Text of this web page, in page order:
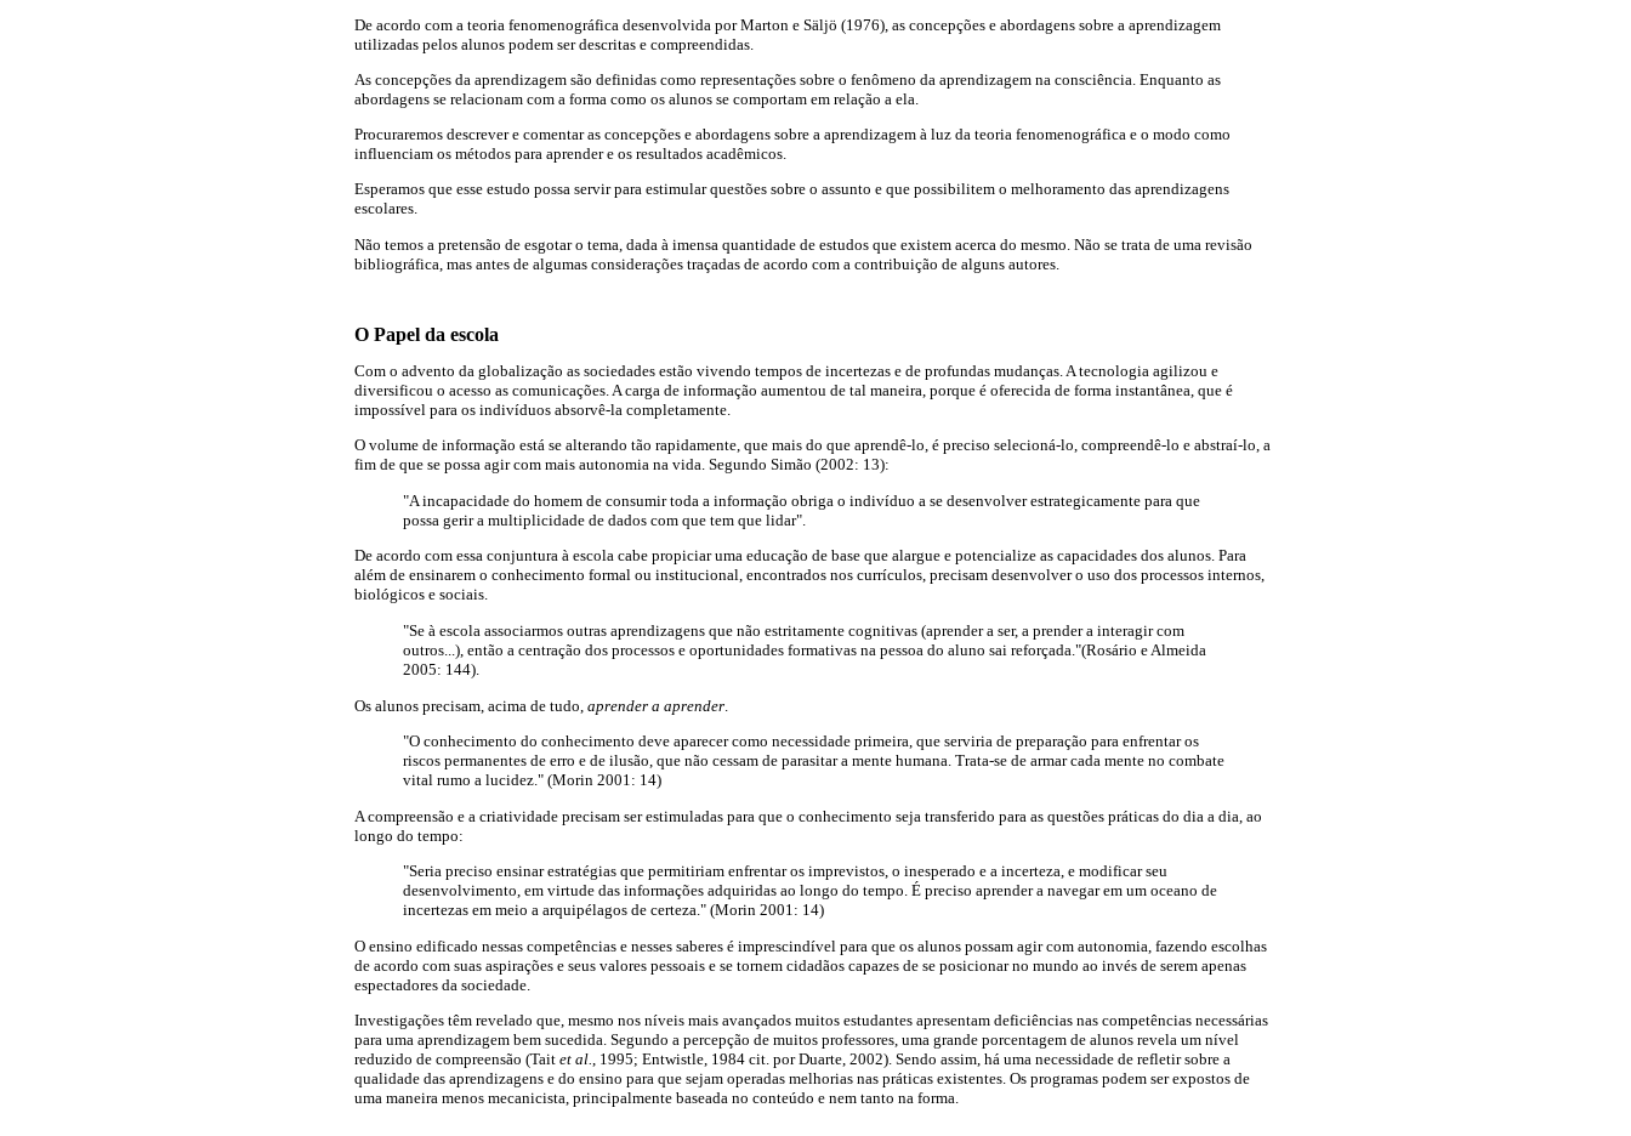
De acordo com a teoria fenomenográfica desenvolvida por Marton e Säljö (1976), as concepções e abordagens sobre a aprendizagem
utilizadas pelos alunos podem ser descritas e compreendidas.
As concepções da aprendizagem são definidas como representações sobre o fenômeno da aprendizagem na consciência. Enquanto as
abordagens se relacionam com a forma como os alunos se comportam em relação a ela.
Procuraremos descrever e comentar as concepções e abordagens sobre a aprendizagem à luz da teoria fenomenográfica e o modo como
influenciam os métodos para aprender e os resultados acadêmicos.
Esperamos que esse estudo possa servir para estimular questões sobre o assunto e que possibilitem o melhoramento das aprendizagens
escolares.
Não temos a pretensão de esgotar o tema, dada à imensa quantidade de estudos que existem acerca do mesmo. Não se trata de uma revisão
bibliográfica, mas antes de algumas considerações traçadas de acordo com a contribuição de alguns autores.
O Papel da escola
Com o advento da globalização as sociedades estão vivendo tempos de incertezas e de profundas mudanças. A tecnologia agilizou e
diversificou o acesso as comunicações. A carga de informação aumentou de tal maneira, porque é oferecida de forma instantânea, que é
impossível para os indivíduos absorvê-la completamente.
O volume de informação está se alterando tão rapidamente, que mais do que aprendê-lo, é preciso selecioná-lo, compreendê-lo e abstraí-lo, a
fim de que se possa agir com mais autonomia na vida. Segundo Simão (2002: 13):
"A incapacidade do homem de consumir toda a informação obriga o indivíduo a se desenvolver estrategicamente para que
possa gerir a multiplicidade de dados com que tem que lidar".
De acordo com essa conjuntura à escola cabe propiciar uma educação de base que alargue e potencialize as capacidades dos alunos. Para
além de ensinarem o conhecimento formal ou institucional, encontrados nos currículos, precisam desenvolver o uso dos processos internos,
biológicos e sociais.
"Se à escola associarmos outras aprendizagens que não estritamente cognitivas (aprender a ser, a prender a interagir com
outros...), então a centração dos processos e oportunidades formativas na pessoa do aluno sai reforçada."(Rosário e Almeida
2005: 144).
Os alunos precisam, acima de tudo, aprender a aprender
"O conhecimento do conhecimento deve aparecer como necessidade primeira, que serviria de preparação para enfrentar os
riscos permanentes de erro e de ilusão, que não cessam de parasitar a mente humana. Trata-se de armar cada mente no combate
vital rumo a lucidez." (Morin 2001: 14)
A compreensão e a criatividade precisam ser estimuladas para que o conhecimento seja transferido para as questões práticas do dia a dia, ao
longo do tempo:
"Seria preciso ensinar estratégias que permitiriam enfrentar os imprevistos, o inesperado e a incerteza, e modificar seu
desenvolvimento, em virtude das informações adquiridas ao longo do tempo. É preciso aprender a navegar em um oceano de
incertezas em meio a arquipélagos de certeza." (Morin 2001: 14)
O ensino edificado nessas competências e nesses saberes é imprescindível para que os alunos possam agir com autonomia, fazendo escolhas
de acordo com suas aspirações e seus valores pessoais e se tornem cidadãos capazes de se posicionar no mundo ao invés de serem apenas
espectadores da sociedade.
Investigações têm revelado que, mesmo nos níveis mais avançados muitos estudantes apresentam deficiências nas competências necessárias
para uma aprendizagem bem sucedida. Segundo a percepção de muitos professores, uma grande porcentagem de alunos revela um nível
reduzido de compreensão (Tait et al., 1995; Entwistle, 1984 cit. por Duarte, 2002). Sendo assim, há uma necessidade de refletir sobre a
qualidade das aprendizagens e do ensino para que sejam operadas melhorias nas práticas existentes. Os programas podem ser expostos de
uma maneira menos mecanicista, principalmente baseada no conteúdo e nem tanto na forma.